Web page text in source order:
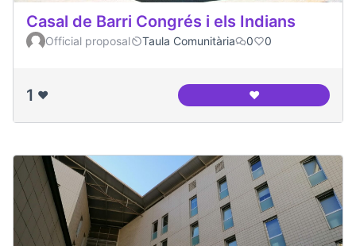
Casal de Barri Congrés i els Indians
Official proposal Taula Comunitària 0 0
1 ❤️ ❤️Casal de Barri